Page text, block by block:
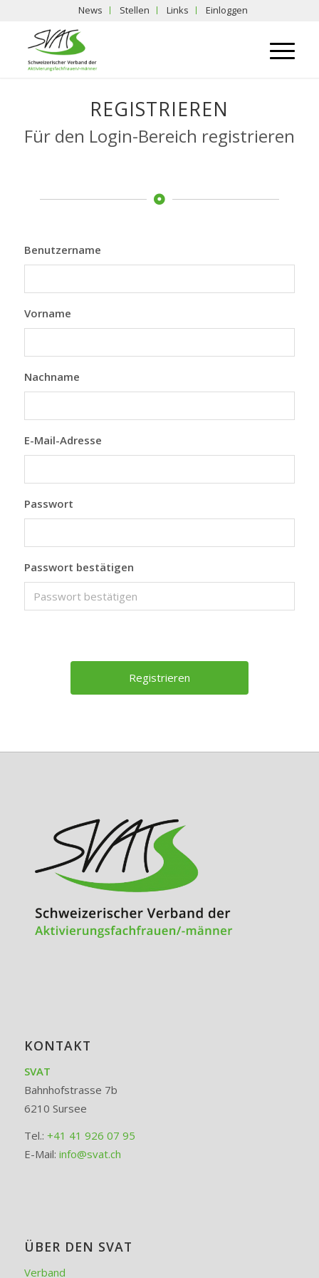
News Stellen Links Einloggen
REGISTRIEREN
Für den Login-Bereich registrieren
Benutzername
Vorname
Nachname
E-Mail-Adresse
Passwort
Passwort bestätigen
KONTAKT
SVAT
Bahnhofstrasse 7b
6210 Sursee
Tel.: +41 41 926 07 95
E-Mail: info@svat.ch
ÜBER DEN SVAT
Verband